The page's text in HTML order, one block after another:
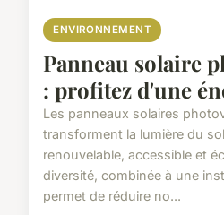
ENVIRONNEMENT
Panneau solaire
: profitez d'une
Les panneaux solaires
transforment la lumière du
renouvelable, accessible et
diversité, combinée à une
permet de réduire no...